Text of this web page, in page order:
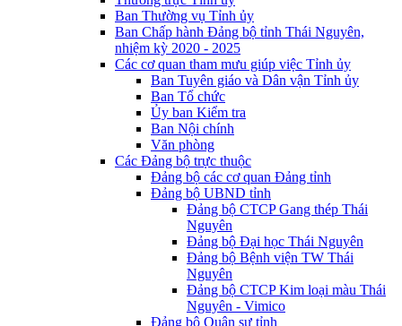
Ban Thường vụ Tỉnh ủy
Ban Chấp hành Đảng bộ tỉnh Thái Nguyên,
nhiệm kỳ 2020 - 2025
Các cơ quan tham mưu giúp việc Tỉnh ủy
Ban Tuyên giáo và Dân vận Tỉnh ủy
Ban Tổ chức
Ủy ban Kiểm tra
Ban Nội chính
Văn phòng
Các Đảng bộ trực thuộc
Đảng bộ các cơ quan Đảng tỉnh
Đảng bộ UBND tỉnh
Đảng bộ CTCP Gang thép Thái
Nguyên
Đảng bộ Đại học Thái Nguyên
Đảng bộ Bệnh viện TW Thái
Nguyên
Đảng bộ CTCP Kim loại màu Thái
Nguyên - Vimico
Đảng bộ Quân sự tỉnh